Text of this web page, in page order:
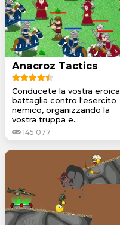
Anacroz Tactics
Conducete la vostra eroica
battaglia contro l'esercito
nemico, organizzando la
vostra truppa e...
145.077